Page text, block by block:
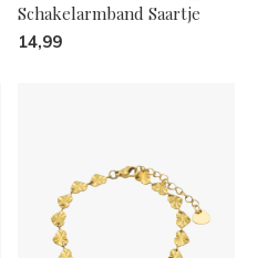
Schakelarmband Saartje
14,99